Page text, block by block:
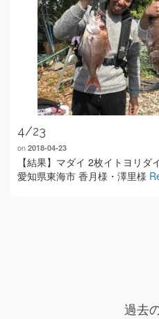
4/23
on 2018-04-23
【結果】マダイ 2枚イトヨリダ
愛知県東海市 香月様・澤里様
過去